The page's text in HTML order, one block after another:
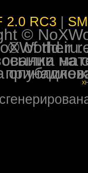
2.0 RC3
©
© 2009-2026 NoXWorld.ru. All
При использовании
на форуме